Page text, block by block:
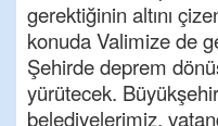
gerektiğinin altını
konuda Valimize de
Şehirde deprem
yürütecek.
belediyelerimiz,